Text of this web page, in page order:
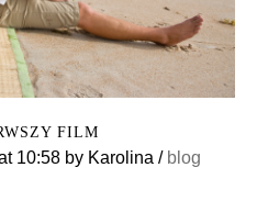
FILM
10:58 by Karolina / blog